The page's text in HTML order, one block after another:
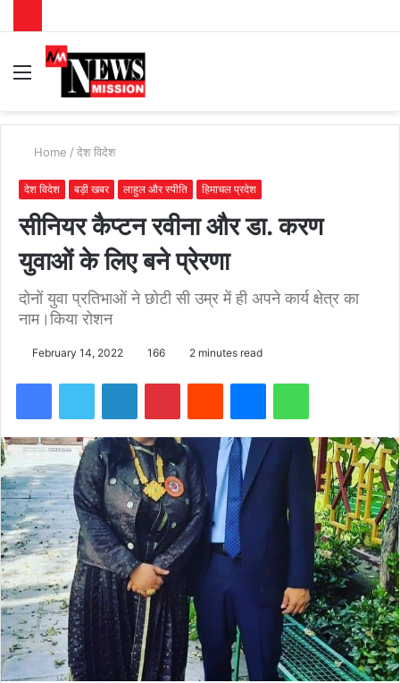
Menu
Home / देश विदेश
देश विदेश बड़ी खबर लाहुल और स्पीति हिमाचल प्रदेश
सीनियर कैप्टन रवीना और डा. करण
युवाओं के लिए बने प्रेरणा
दोनों युवा प्रतिभाओं ने छोटी सी उम्र में ही अपने कार्य क्षेत्र का
नाम।किया रोशन
February 14, 2022 166 2 minutes read